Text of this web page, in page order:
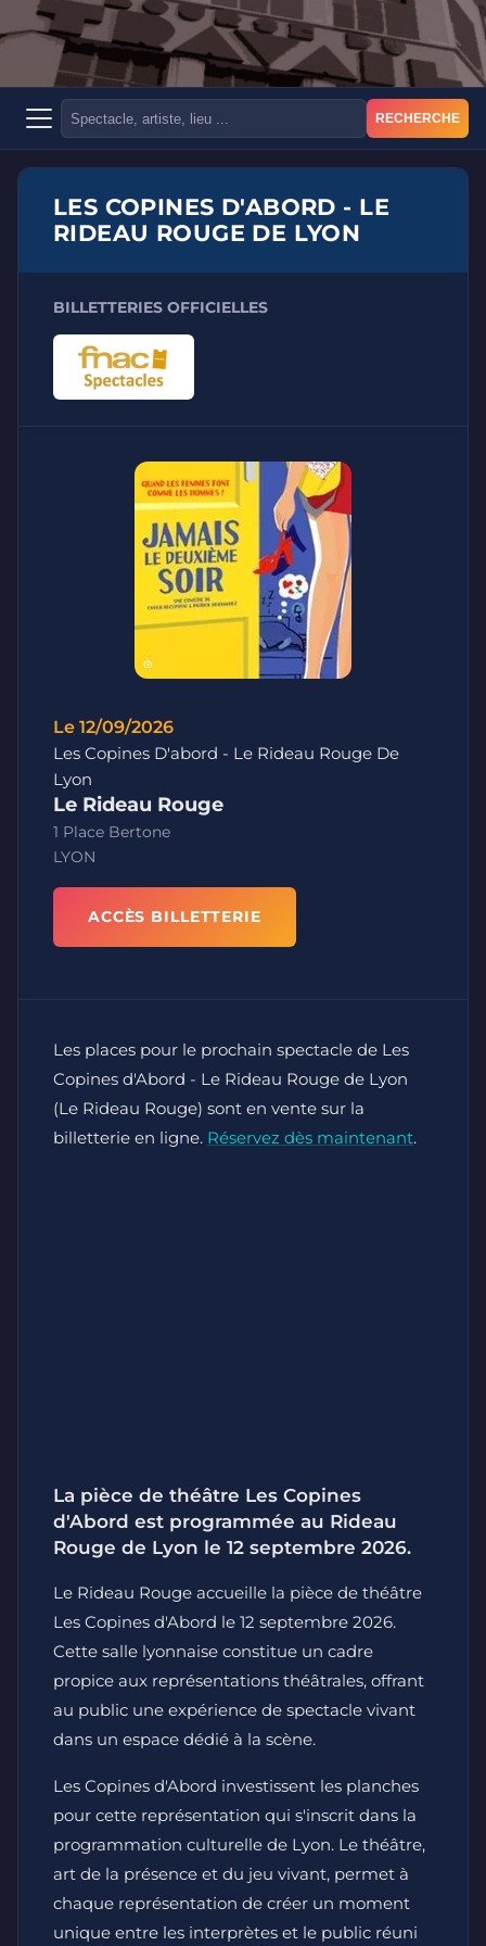
RECHERCHE
LES COPINES D'ABORD - LE
RIDEAU ROUGE DE LYON
BILLETTERIES OFFICIELLES
Le 12/09/2026
Les Copines D'abord - Le Rideau Rouge De
Lyon
Le Rideau Rouge
1 Place Bertone
LYON
ACCÈS BILLETTERIE
Les places pour le prochain spectacle de Les
Copines d'Abord - Le Rideau Rouge de Lyon
(Le Rideau Rouge) sont en vente sur la
billetterie en ligne. Réservez dès maintenant.
La pièce de théâtre Les Copines
d'Abord est programmée au Rideau
Rouge de Lyon le 12 septembre 2026.
Le Rideau Rouge accueille la pièce de théâtre
Les Copines d'Abord le 12 septembre 2026.
Cette salle lyonnaise constitue un cadre
propice aux représentations théâtrales, offrant
au public une expérience de spectacle vivant
dans un espace dédié à la scène.
Les Copines d'Abord investissent les planches
pour cette représentation qui s'inscrit dans la
programmation culturelle de Lyon. Le théâtre,
art de la présence et du jeu vivant, permet à
chaque représentation de créer un moment
unique entre les interprètes et le public réuni